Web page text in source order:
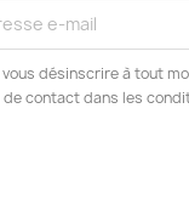
vous désinscrire à tout
contact dans les